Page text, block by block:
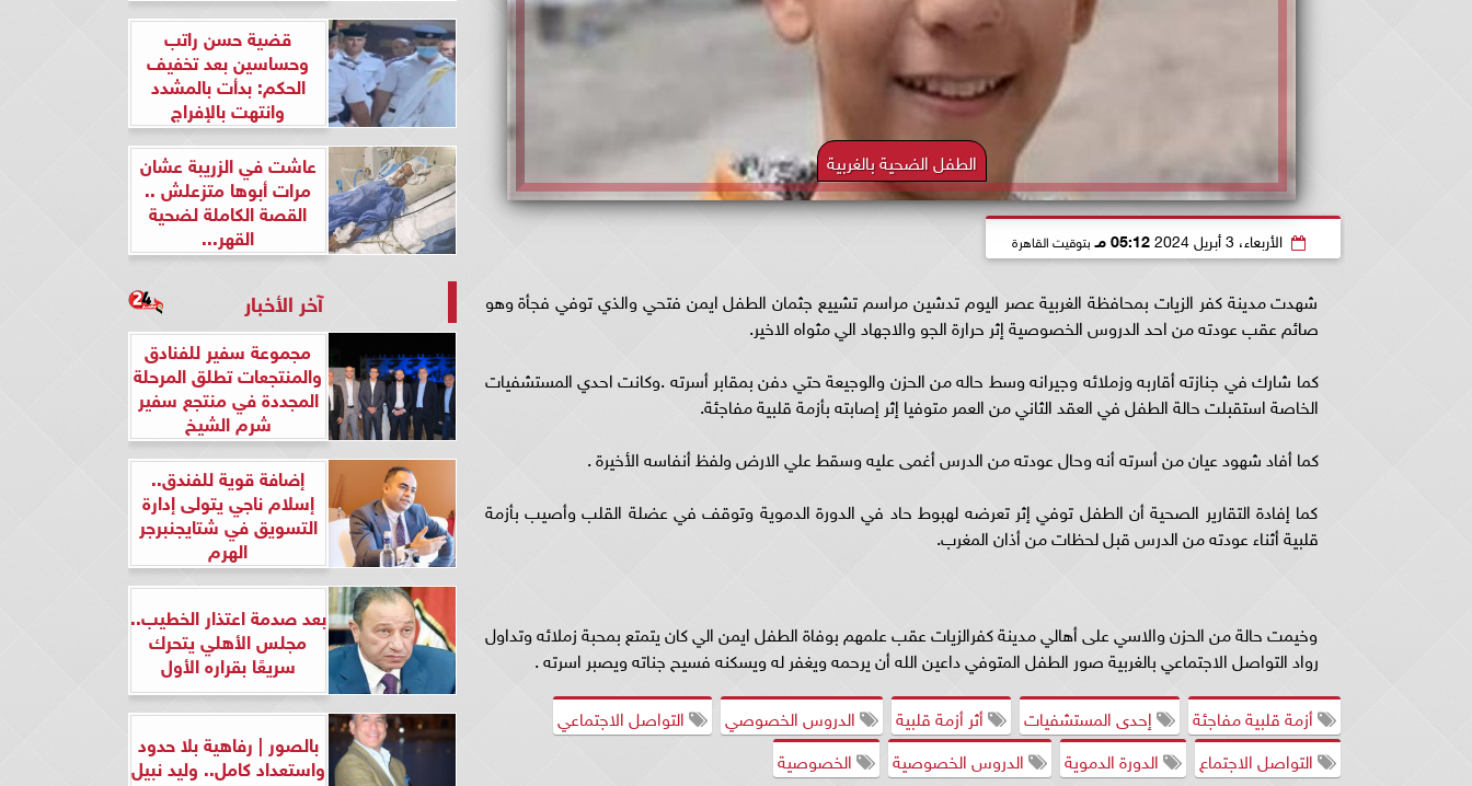
الطفل الضحية بالغربية
الأربعاء، 3 أبريل 2024 05:12 مـ بتوقيت القاهرة
شهدت مدينة كفر الزيات بمحافظة الغربية عصر اليوم تدشين مراسم تشييع جثمان الطفل ايمن فتحي والذي توفي فجأة وهو
صائم عقب عودته من احد الدروس الخصوصية إثر حرارة الجو والاجهاد الي مثواه الاخير.
كما شارك في جنازته أقاربه وزملائه وجيرانه وسط حاله من الحزن والوجيعة حتي دفن بمقابر أسرته .وكانت احدي المستشفيات
الخاصة استقبلت حالة الطفل في العقد الثاني من العمر متوفيا إثر إصابته بأزمة قلبية مفاجئة.
كما أفاد شهود عيان من أسرته أنه وحال عودته من الدرس أغمى عليه وسقط علي الارض ولفظ أنفاسه الأخيرة .
كما إفادة التقارير الصحية أن الطفل توفي إثر تعرضه لهبوط حاد في الدورة الدموية وتوقف في عضلة القلب وأصيب بأزمة
قلبية أثناء عودته من الدرس قبل لحظات من أذان المغرب.
وخيمت حالة من الحزن والاسي على أهالي مدينة كفرالزيات عقب علمهم بوفاة الطفل ايمن الي كان يتمتع بمحبة زملائه وتداول
رواد التواصل الاجتماعي بالغربية صور الطفل المتوفي داعين الله أن يرحمه ويغفر له ويسكنه فسيح جناته ويصبر اسرته .
أزمة قلبية مفاجئة
إحدى المستشفيات أثر أزمة قلبية الدروس الخصوصي
التواصل الاجتماعي
التواصل الاجتماع
الدورة الدموية الدروس الخصوصية الخصوصية
قضية حسن راتب
وحساسين بعد تخفيف
الحكم: بدأت بالمشدد
وانتهت بالإفراج
عاشت في الزريبة عشان
مرات أبوها متزعلش ..
القصة الكاملة لضحية
القهر...
آخر الأخبار
مجموعة سفير للفنادق
والمنتجعات تطلق المرحلة
المجددة في منتجع سفير
شرم الشيخ
إضافة قوية للفندق..
إسلام ناجي يتولى إدارة
التسويق في شتايجنبرجر
الهرم
بعد صدمة اعتذار الخطيب..
مجلس الأهلي يتحرك
سريعًا بقراره الأول
بالصور | رفاهية بلا حدود
واستعداد كامل.. وليد نبيل